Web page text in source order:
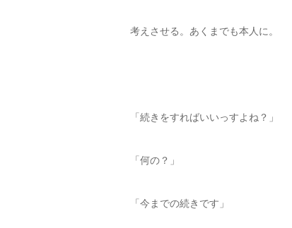
考えさせる。あくまでも本人に。
「続きをすればいいっすよね？」
「何の？」
「今までの続きです」